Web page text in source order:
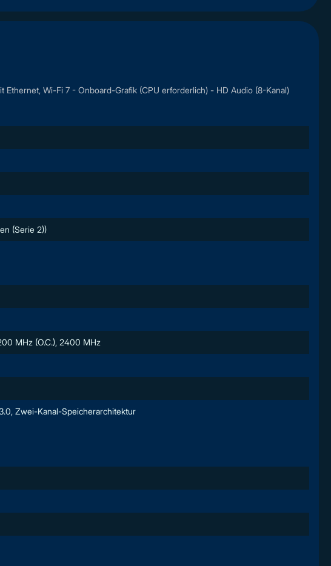
Wi-Fi 7 - Onboard-Grafik (CPU erforderlich) - HD Audio (8-Kanal)
(Serie 2))
MHz (O.C.), 2400 MHz
Zwei-Kanal-Speicherarchitektur